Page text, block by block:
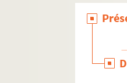
Ph
Ph
Ph
Ph
Ph